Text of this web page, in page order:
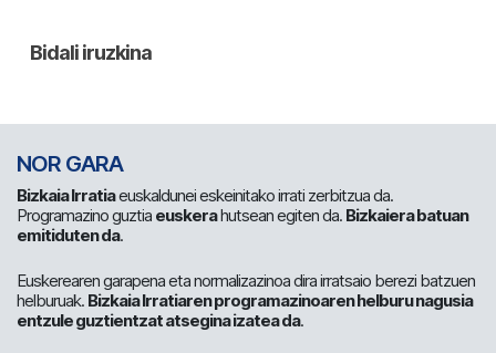
NOR GARA
Bizkaia Irratiaeuskaldunei eskeinitako irrati zerbitzua da.
Programazino guztia euskerahutsean egiten da. Bizkaiera batuan
emitiduten da.
Euskerearen garapena eta normalizazinoa dira irratsaio berezi batzuen
helburuak. Bizkaia Irratiaren programazinoaren helburu nagusia
entzule guztientzat atsegina izatea da.